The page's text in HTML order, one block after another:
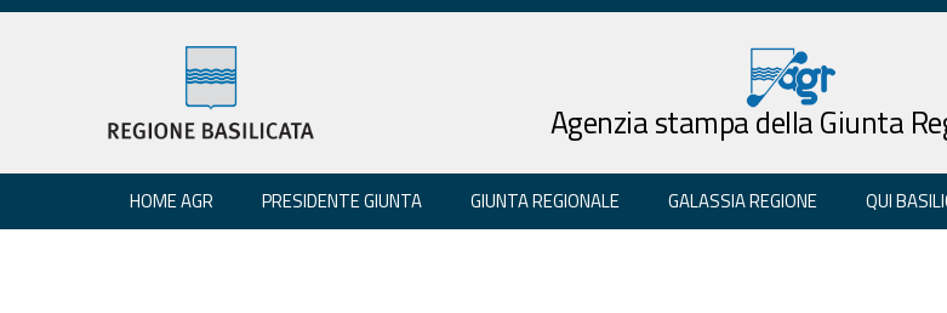
Agenzia stampa della Giunta
HOME AGR PRESIDENTE GIUNTA GIUNTA REGIONALE GALASSIA REGIONE QUI